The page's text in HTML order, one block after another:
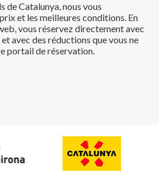
de Catalunya, nous vous
et les meilleures conditions. En
vous réservez directement avec
avec des réductions que vous ne
portail de réservation.